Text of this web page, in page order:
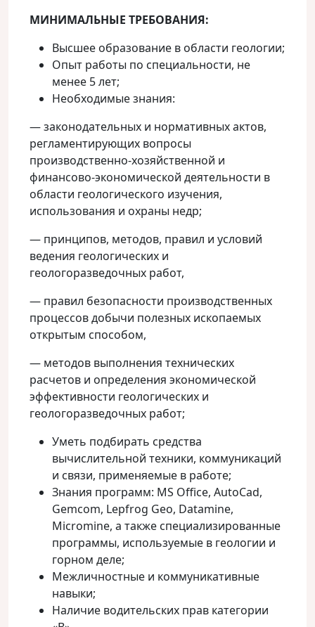
МИНИМАЛЬНЫЕ ТРЕБОВАНИЯ:
Высшее образование в области геологии;
Опыт работы по специальности, не
менее 5 лет;
Необходимые знания:
— законодательных и нормативных актов,
регламентирующих вопросы
производственно-хозяйственной и
финансово-экономической деятельности в
области геологического изучения,
использования и охраны недр;
— принципов, методов, правил и условий
ведения геологических и
геологоразведочных работ,
— правил безопасности производственных
процессов добычи полезных ископаемых
открытым способом,
— методов выполнения технических
расчетов и определения экономической
эффективности геологических и
геологоразведочных работ;
Уметь подбирать средства
вычислительной техники, коммуникаций
и связи, применяемые в работе;
Знания программ: MS Office, AutoCad,
Gemcom, Lepfrog Geo, Datamine,
Micromine, а также специализированные
программы, используемые в геологии и
горном деле;
Межличностные и коммуникативные
навыки;
Наличие водительских прав категории